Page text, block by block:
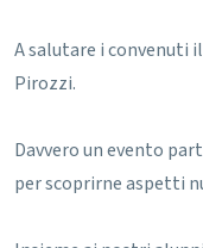
A salutare i convenuti
Pirozzi.
Davvero un evento
per scoprirne aspetti